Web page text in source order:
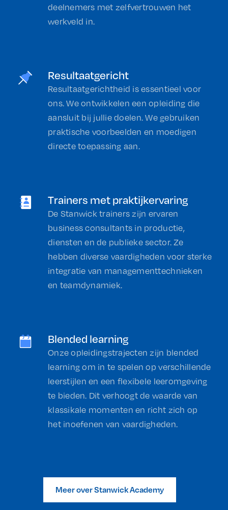
deelnemers met zelfvertrouwen het
werkveld in.
Resultaatgericht
Resultaatgerichtheid is essentieel voor
ons. We ontwikkelen een opleiding die
aansluit bij jullie doelen. We gebruiken
praktische voorbeelden en moedigen
directe toepassing aan.
Trainers met praktijkervaring
De Stanwick trainers zijn ervaren
business consultants in productie,
diensten en de publieke sector. Ze
hebben diverse vaardigheden voor sterke
integratie van managementtechnieken
en teamdynamiek.
Blended learning
Onze opleidingstrajecten zijn blended
learning om in te spelen op verschillende
leerstijlen en een flexibele leeromgeving
te bieden. Dit verhoogt de waarde van
klassikale momenten en richt zich op
het inoefenen van vaardigheden.
Meer over Stanwick Academy